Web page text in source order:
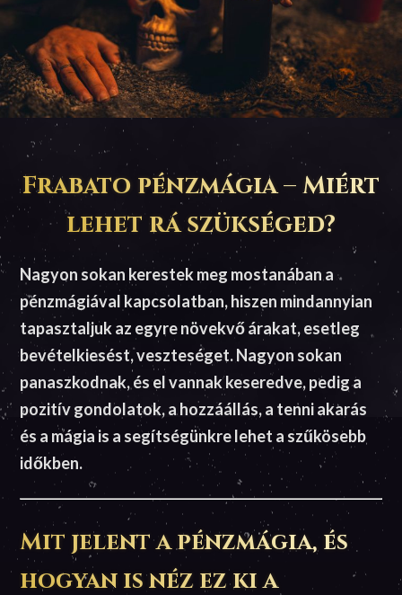
Frabato pénzmágia – Miért
lehet rá szükséged?
Nagyon sokan kerestek meg mostanában a
pénzmágiával kapcsolatban, hiszen mindannyian
tapasztaljuk az egyre növekvő árakat, esetleg
bevételkiesést, veszteséget. Nagyon sokan
panaszkodnak, és el vannak keseredve, pedig a
pozitív gondolatok, a hozzáállás, a tenni akarás
és a mágia is a segítségünkre lehet a szűkösebb
időkben.
Mit jelent a pénzmágia, és
hogyan is néz ez ki a